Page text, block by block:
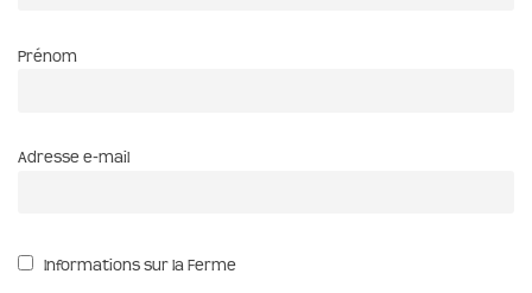
Prénom
Adresse e-mail
Informations sur la Ferme